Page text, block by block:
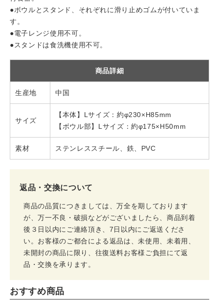
●ボウルとスタンド、それぞれに滑り止めゴムが付いていま
す。
●電子レンジ使用不可。
●スタンドは食洗機使用不可。
商品詳細
生産地 中国
サイズ
【本体】Lサイズ：約φ230×H85mm
【ボウル部】Lサイズ：約φ175×H50mm
素材 ステンレススチール、鉄、PVC
返品・交換について
商品の品質につきましては、万全を期しております
が、万一不良・破損などがございましたら、商品到着
後３日以内にご連絡頂き、7日以内にご返送くださ
い。お客様のご都合による返品は、未使用、未着用、
未開封の商品に限り、往復送料お客様ご負担にて返
品・交換を承ります。
おすすめ商品